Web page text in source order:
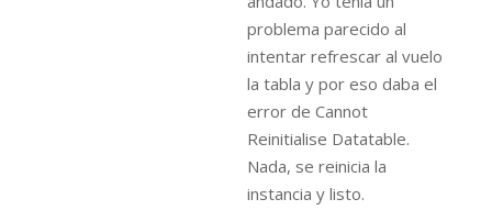
problema parecido al
intentar refrescar al vuelo
la tabla y por eso daba el
error de Cannot
Reinitialise Datatable.
Nada, se reinicia la
instancia y listo.